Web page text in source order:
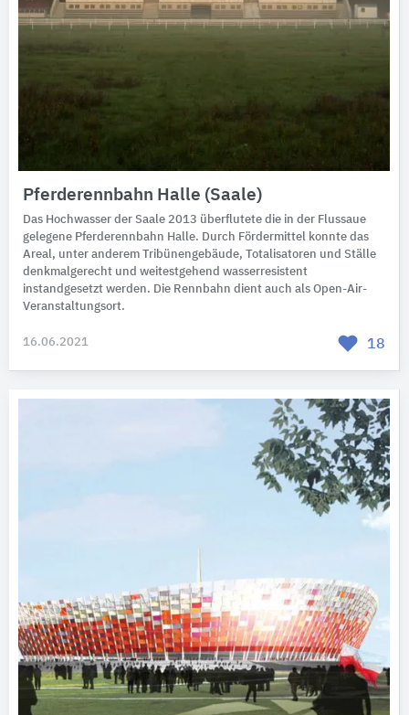
Pferderennbahn Halle (Saale)
Das Hochwasser der Saale 2013 überflutete die in der Flussaue
gelegene Pferderennbahn Halle. Durch Fördermittel konnte das
Areal, unter anderem Tribünengebäude, Totalisatoren und Ställe
denkmalgerecht und weitestgehend wasserresistent
instandgesetzt werden. Die Rennbahn dient auch als Open-Air-
Veranstaltungsort.
16.06.2021 18